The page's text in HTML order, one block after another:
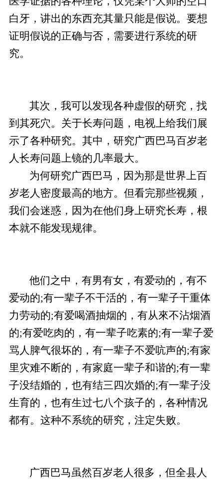
白牙，讲出的东西充其量只能是假说。要想
证明假说的正确与否，需要进行系统的研
究。
其次，我可以发现各种虚假的研究，找
到其死穴。关于长寿问题，电视上给我们展
示了各种研究。其中，研究广西巴马百岁老
人长寿问题上镜的几率最大。
为何研究广西巴马，因为那是世界上百
岁老人密度最高的地方。但看完那些视频，
我们会迷惑，因为在他们身上研究长寿，根
本就不能发现规律。
他们之中，有男有女，有爱动的，有不
爱动的;有一辈子不干活的，有一辈子干重体
力劳动的;有爱喝酒抽烟的，有从來不沾烟酒
的;有爱吃肉的，有一辈子吃素的;有一辈子爱
骂人脾气很坏的，有一辈子不爱吭声的;有家
里灾难不断的，有家庭一辈子和谐的;有一辈
子没结婚的，也有结三四次婚的;有一辈子没
生育的，也有生过七八个孩子的，各种情况
都有。这种不系统的研究，注定失败。
广西巴马虽然百岁老人很多，但全县人